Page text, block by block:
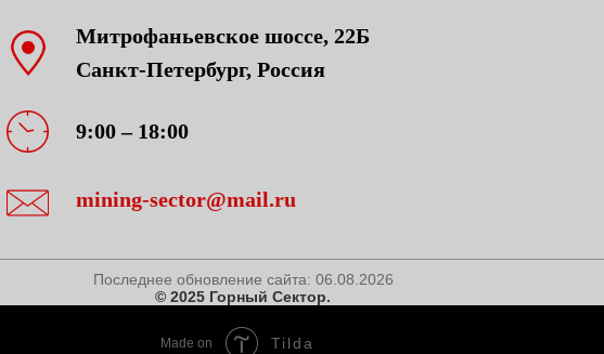
Митрофаньевское шоссе, 22Б
Санкт-Петербург, Россия
mining-sector@mail.ru
9:00 – 18:00
Последнее обновление сайта: 06.08.2026
© 2025 Горный Сектор.
Made on Tilda